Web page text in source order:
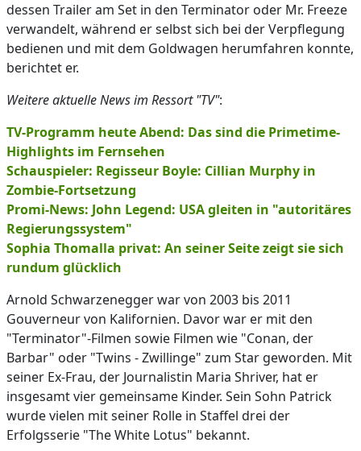
dessen Trailer am Set in den Terminator oder Mr. Freeze
verwandelt, während er selbst sich bei der Verpflegung
bedienen und mit dem Goldwagen herumfahren konnte,
berichtet er.
Weitere aktuelle News im Ressort "TV":
TV-Programm heute Abend: Das sind die Primetime-
Highlights im Fernsehen
Schauspieler: Regisseur Boyle: Cillian Murphy in
Zombie-Fortsetzung
Promi-News: John Legend: USA gleiten in "autoritäres
Regierungssystem"
Sophia Thomalla privat: An seiner Seite zeigt sie sich
rundum glücklich
Arnold Schwarzenegger war von 2003 bis 2011
Gouverneur von Kalifornien. Davor war er mit den
"Terminator"-Filmen sowie Filmen wie "Conan, der
Barbar" oder "Twins - Zwillinge" zum Star geworden. Mit
seiner Ex-Frau, der Journalistin Maria Shriver, hat er
insgesamt vier gemeinsame Kinder. Sein Sohn Patrick
wurde vielen mit seiner Rolle in Staffel drei der
Erfolgsserie "The White Lotus" bekannt.